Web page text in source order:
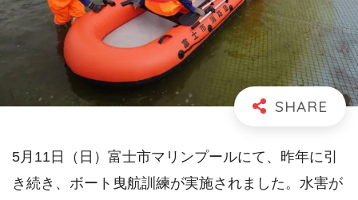
5月11日（日）富士市マリンプールにて、昨年に引
き続き、ボート曳航訓練が実施されました。水害が